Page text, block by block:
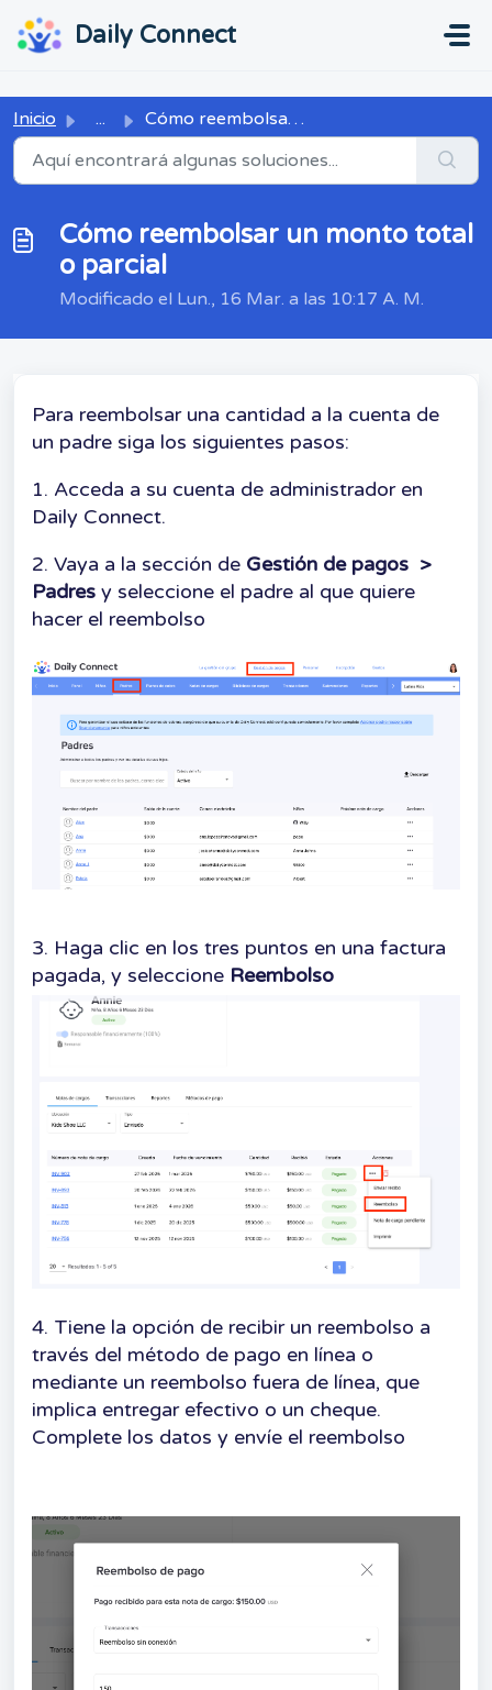
Daily Connect
Inicio ... Cómo reembolsar un monto total o parcial
Cómo reembolsar un monto total
o parcial
Modificado el Lun., 16 Mar. a las 10:17 A. M.
Para reembolsar una cantidad a la cuenta de
un padre siga los siguientes pasos:
1. Acceda a su cuenta de administrador en
Daily Connect.
2. Vaya a la sección de Gestión de pagos >
Padres y seleccione el padre al que quiere
hacer el reembolso
3. Haga clic en los tres puntos en una factura
pagada, y seleccione Reembolso
4. Tiene la opción de recibir un reembolso a
través del método de pago en línea o
mediante un reembolso fuera de línea, que
implica entregar efectivo o un cheque.
Complete los datos y envíe el reembolso